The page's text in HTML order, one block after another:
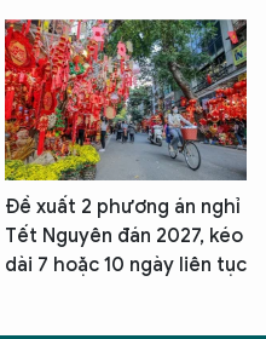
Đề xuất 2 phương án nghỉ
Tết Nguyên đán 2027, kéo
dài 7 hoặc 10 ngày liên tục